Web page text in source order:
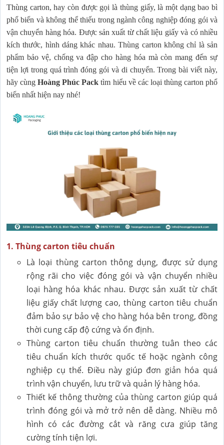
Thùng carton, hay còn được gọi là thùng giấy, là một dạng bao bì
phổ biến và không thể thiếu trong ngành công nghiệp đóng gói và
vận chuyển hàng hóa. Được sản xuất từ chất liệu giấy và có nhiều
kích thước, hình dáng khác nhau. Thùng carton không chỉ là sản
phẩm bảo vệ, chống va đập cho hàng hóa mà còn mang đến sự
tiện lợi trong quá trình đóng gói và di chuyển. Trong bài viết này,
hãy cùngHoàng Phúc Pack tìm hiểu về các loại thùng carton phổ
biến nhất hiện nay nhé!
1. Thùng carton tiêu chuẩn
Là loại thùng carton thông dụng, được sử dụng
rộng rãi cho việc đóng gói và vận chuyển nhiều
loại hàng hóa khác nhau. Được sản xuất từ chất
liệu giấy chất lượng cao, thùng carton tiêu chuẩn
đảm bảo sự bảo vệ cho hàng hóa bên trong, đồng
thời cung cấp độ cứng và ổn định.
Thùng carton tiêu chuẩn thường tuân theo các
tiêu chuẩn kích thước quốc tế hoặc ngành công
nghiệp cụ thể. Điều này giúp đơn giản hóa quá
trình vận chuyển, lưu trữ và quản lý hàng hóa.
Thiết kế thông thường của thùng carton giúp quá
trình đóng gói và mở trở nên dễ dàng. Nhiều mô
hình có các đường cắt và răng cưa giúp tăng
cường tính tiện lợi.